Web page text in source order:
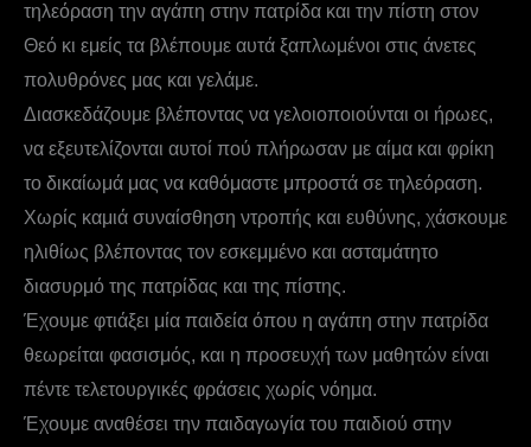
τηλεόραση την αγάπη στην πατρίδα και την πίστη στον
Θεό κι εμείς τα βλέπουμε αυτά ξαπλωμένοι στις άνετες
πολυθρόνες μας και γελάμε.
Διασκεδάζουμε βλέποντας να γελοιοποιούνται οι ήρωες,
να εξευτελίζονται αυτοί πού πλήρωσαν με αίμα και φρίκη
το δικαίωμά μας να καθόμαστε μπροστά σε τηλεόραση.
Χωρίς καμιά συναίσθηση ντροπής και ευθύνης, χάσκουμε
ηλιθίως βλέποντας τον εσκεμμένο και ασταμάτητο
διασυρμό της πατρίδας και της πίστης.
Έχουμε φτιάξει μία παιδεία όπου η αγάπη στην πατρίδα
θεωρείται φασισμός, και η προσευχή των μαθητών είναι
πέντε τελετουργικές φράσεις χωρίς νόημα.
Έχουμε αναθέσει την παιδαγωγία του παιδιού στην